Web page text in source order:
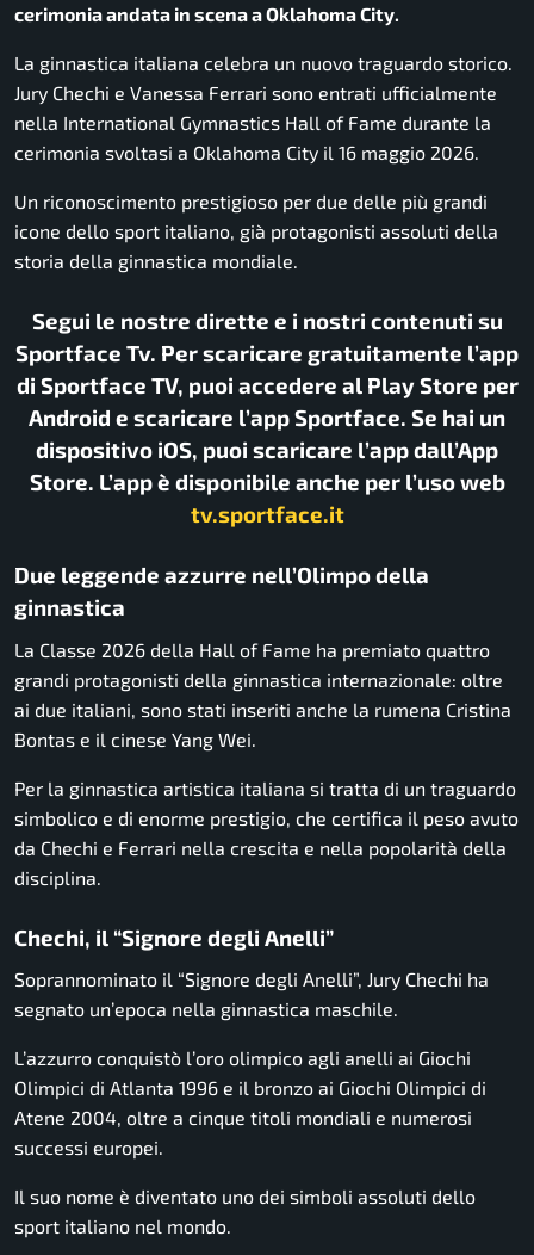
cerimonia andata in scena a Oklahoma City.
La ginnastica italiana celebra un nuovo traguardo storico.
Jury Chechi e Vanessa Ferrari sono entrati ufficialmente
nella International Gymnastics Hall of Fame durante la
cerimonia svoltasi a Oklahoma City il 16 maggio 2026.
Un riconoscimento prestigioso per due delle più grandi
icone dello sport italiano, già protagonisti assoluti della
storia della ginnastica mondiale.
Segui le nostre dirette e i nostri contenuti su
Sportface Tv. Per scaricare gratuitamente l’app
di Sportface TV, puoi accedere al Play Store per
Android e scaricare l’app Sportface. Se hai un
dispositivo iOS, puoi scaricare l’app dall’App
Store. L’app è disponibile anche per l’uso web
tv.sportface.it
Due leggende azzurre nell’Olimpo della
ginnastica
La Classe 2026 della Hall of Fame ha premiato quattro
grandi protagonisti della ginnastica internazionale: oltre
ai due italiani, sono stati inseriti anche la rumena Cristina
Bontas e il cinese Yang Wei.
Per la ginnastica artistica italiana si tratta di un traguardo
simbolico e di enorme prestigio, che certifica il peso avuto
da Chechi e Ferrari nella crescita e nella popolarità della
disciplina.
Chechi, il “Signore degli Anelli”
Soprannominato il “Signore degli Anelli”, Jury Chechi ha
segnato un’epoca nella ginnastica maschile.
L’azzurro conquistò l’oro olimpico agli anelli ai Giochi
Olimpici di Atlanta 1996 e il bronzo ai Giochi Olimpici di
Atene 2004, oltre a cinque titoli mondiali e numerosi
successi europei.
Il suo nome è diventato uno dei simboli assoluti dello
sport italiano nel mondo.